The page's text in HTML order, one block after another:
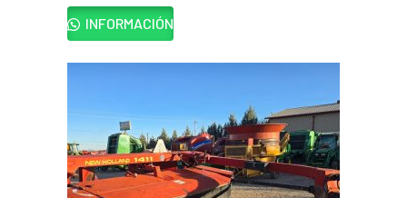
INFORMACIÓN